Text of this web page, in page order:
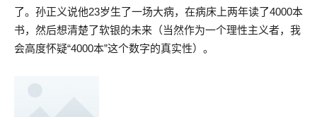
了。孙正义说他23岁生了一场大病，在病床上两年读了4000本
书，然后想清楚了软银的未来（当然作为一个理性主义者，我
会高度怀疑“4000本”这个数字的真实性）。